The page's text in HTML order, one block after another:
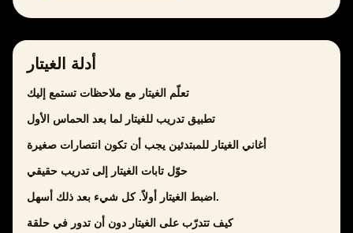
أدلة الغيتار
تعلّم الغيتار مع ملاحظات تستمع إليك
تطبيق تدريب للغيتار لما بعد الحماس الأول
أغاني الغيتار للمبتدئين يجب أن تكون انتصارات صغيرة
حوّل تابات الغيتار إلى تدريب حقيقي
اضبط الغيتار أولاً. كل شيء بعد ذلك أسهل.
كيف تتدرّب على الغيتار دون أن تدور في حلقة